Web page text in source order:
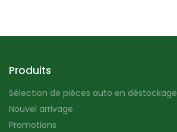
Produits
Sélection de pièces auto en déstockage
Nouvel arrivage
Promotions